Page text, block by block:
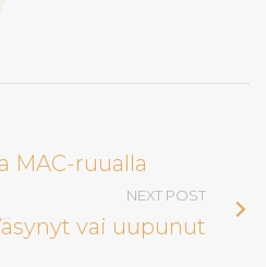
MAC-ruualla
NEXT POST
vai uupunut